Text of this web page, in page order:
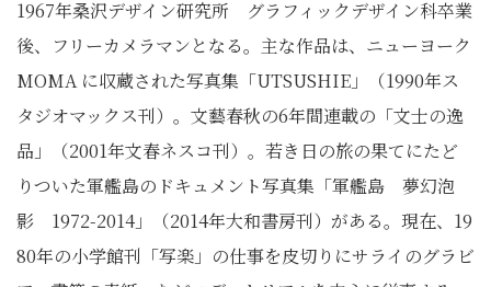
1967年桑沢デザイン研究所 グラフィックデザイン科卒業
後、フリーカメラマンとなる。主な作品は、ニューヨーク
MOMA に収蔵された写真集「UTSUSHIE」（1990年ス
タジオマックス刊）。文藝春秋の6年間連載の「文士の逸
品」（2001年文春ネスコ刊）。若き日の旅の果てにたど
りついた軍艦島のドキュメント写真集「軍艦島 夢幻泡
影 1972-2014」（2014年大和書房刊）がある。現在、19
80年の小学館刊「写楽」の仕事を皮切りにサライのグラビ